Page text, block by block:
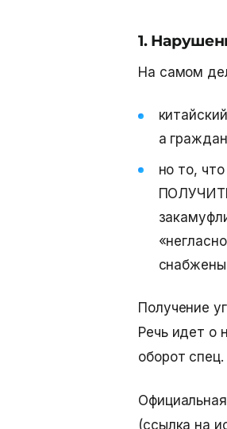
1.
На самом
а
но то,
Получение
Речь идет о
оборот
(ссылка на